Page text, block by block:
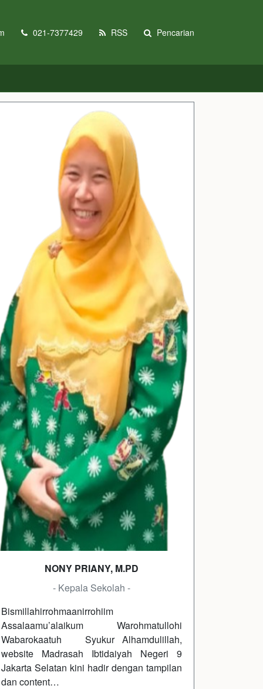
021-7377429 RSS Pencarian
NONY PRIANY, M.PD
- Kepala Sekolah -
Bismillahirrohmaanirrohiim
Assalaamu’alaikum Warohmatullohi
Wabarokaatuh Syukur Alhamdulillah,
website Madrasah Ibtidaiyah Negeri 9
Jakarta Selatan kini hadir dengan tampilan
dan content…